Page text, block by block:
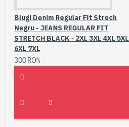
Blugi Denim Regular Fit Strech
Negru - JEANS REGULAR FIT
STRETCH BLACK - 2XL 3XL 4XL 5XL
6XL 7XL
300 RON